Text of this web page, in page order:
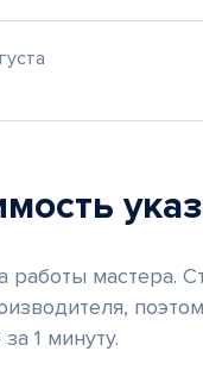
работы мастера.
1 минуту.